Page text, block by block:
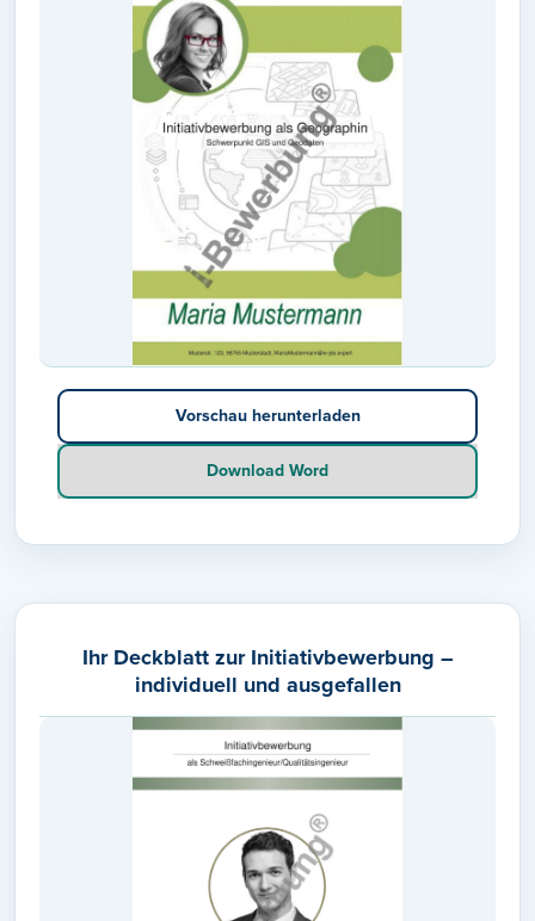
Vorschau herunterladen
Download Word
Ihr Deckblatt zur Initiativbewerbung –
individuell und ausgefallen